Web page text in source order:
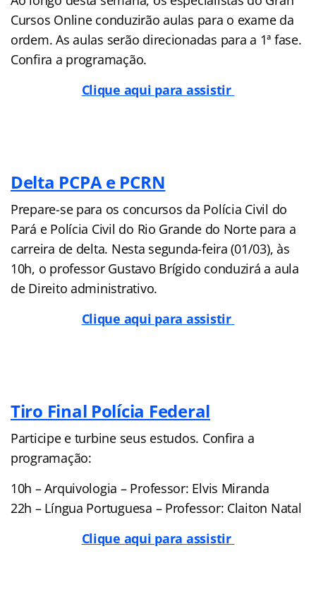
Cursos Online conduzirão aulas para o exame da
ordem. As aulas serão direcionadas para a 1ª fase.
Confira a programação.
Clique aqui para assistir
Delta PCPA e PCRN
Prepare-se para os concursos da Polícia Civil do
Pará e Polícia Civil do Rio Grande do Norte para a
carreira de delta. Nesta segunda-feira (01/03), às
10h, o professor Gustavo Brígido conduzirá a aula
de Direito administrativo.
Clique aqui para assistir
Tiro Final Polícia Federal
Participe e turbine seus estudos. Confira a
programação:
10h – Arquivologia – Professor: Elvis Miranda
22h – Língua Portuguesa – Professor: Claiton Natal
Clique aqui para assistir